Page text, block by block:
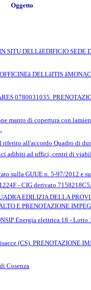
Oggetto
DELLâEDIFICIO SEDE
DELLâITIS
0780031035.
di copertura con
all'accordo Quadro di
adibiti ad uffici, centri di
GUUE n. 5-97/2012 e
- CIG derivato
EDILIZIA DELLA
E PRENOTAZIONE
Energia elettrica 18 - Lotto
(CS). PRENOTAZIONE
Cosenza